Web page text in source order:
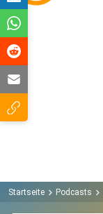
Startseite Podcasts